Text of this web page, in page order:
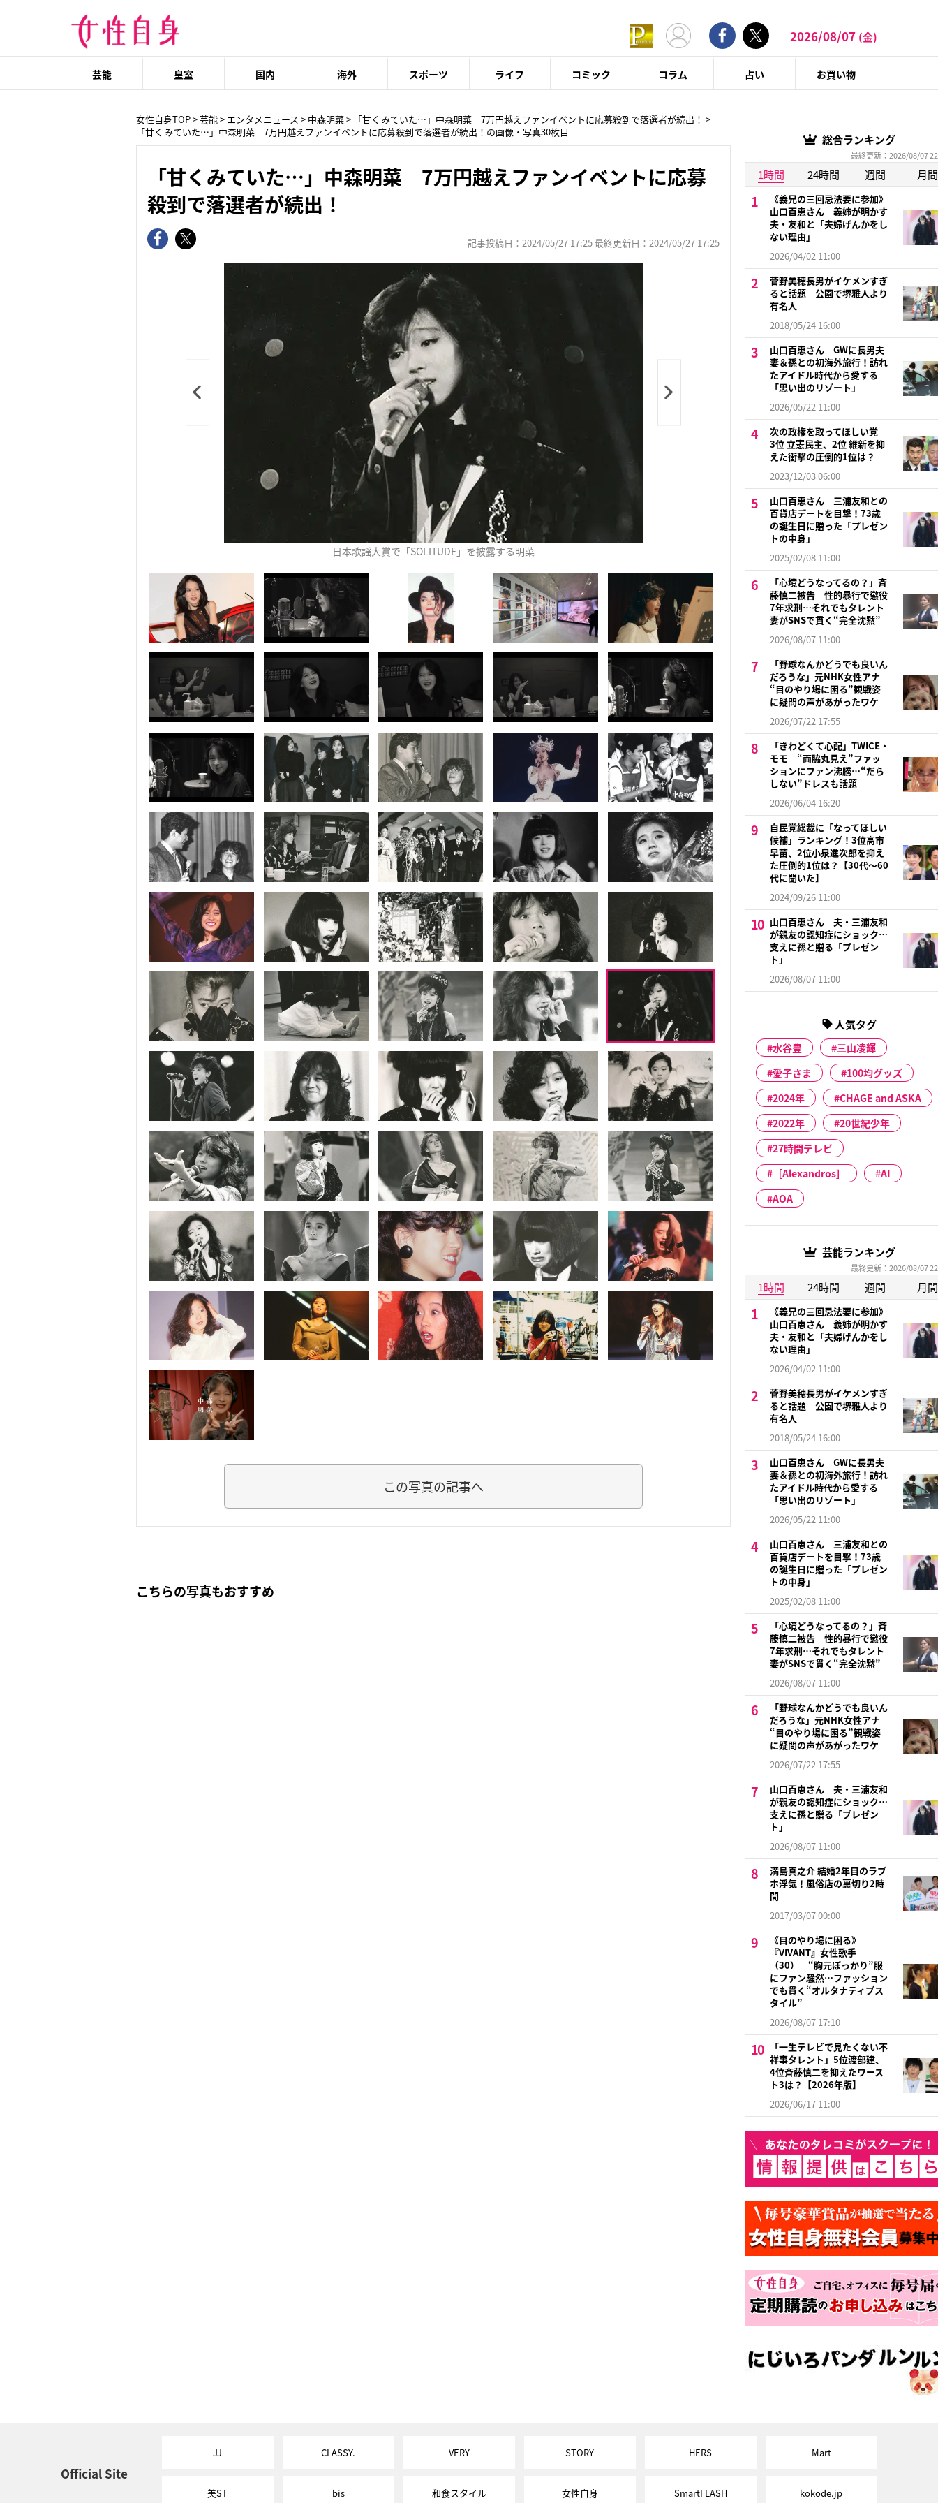
2026/08/07 (金)
芸能 皇室 国内 海外 スポーツ ライフ コミック コラム 占い お買い物
女性自身TOP>芸能> エンタメニュース > 中森明菜> 「甘くみていた…」中森明菜 7万円越えファンイベントに応募殺到で落選者が続出！ >
「甘くみていた…」中森明菜 7万円越えファンイベントに応募殺到で落選者が続出！の画像・写真30枚目
「甘くみていた…」中森明菜 7万円越えファンイベントに応募
殺到で落選者が続出！
記事投稿日：2024/05/27 17:25 最終更新日：2024/05/27 17:25
日本歌謡大賞で「SOLITUDE」を披露する明菜
この写真の記事へ
こちらの写真もおすすめ
総合ランキング
最終更新：2026/08/07
1時間 24時間 週間 月間
《義兄の三回忌法要に参加》
山口百恵さん 義姉が明かす
夫・友和と「夫婦げんかをし
ない理由」
2026/04/02 11:00
菅野美穂長男がイケメンすぎ
ると話題 公園で堺雅人より
有名人
2018/05/24 16:00
山口百恵さん GWに長男夫
妻＆孫との初海外旅行！訪れ
たアイドル時代から愛する
「思い出のリゾート」
2026/05/22 11:00
次の政権を取ってほしい党
3位 立憲民主、2位 維新を抑
えた衝撃の圧倒的1位は？
2023/12/03 06:00
山口百恵さん 三浦友和との
百貨店デートを目撃！73歳
の誕生日に贈った「プレゼン
トの中身」
2025/02/08 11:00
「心境どうなってるの？」斉
藤慎二被告 性的暴行で懲役
7年求刑…それでもタレント
妻がSNSで貫く“完全沈黙”
2026/08/07 11:00
「野球なんかどうでも良いん
だろうな」元NHK女性アナ
“目のやり場に困る”観戦姿
に疑問の声があがったワケ
2026/07/22 17:55
「きわどくて心配」TWICE・
モモ “両脇丸見え”ファッ
ションにファン沸騰…“だら
しない”ドレスも話題
2026/06/04 16:20
自民党総裁に「なってほしい
候補」ランキング！3位高市
早苗、2位小泉進次郎を抑え
た圧倒的1位は？【30代〜60
代に聞いた】
2024/09/26 11:00
山口百恵さん 夫・三浦友和
が親友の認知症にショック…
支えに孫と贈る「プレゼン
ト」
2026/08/07 11:00
人気タグ
水谷豊
三山凌輝
愛子さま
100均グッズ
2024年
CHAGE and ASKA
2022年
20世紀少年
27時間テレビ
［Alexandros］
AI
AOA
芸能ランキング
最終更新：2026/08/07
1時間 24時間 週間 月間
《義兄の三回忌法要に参加》
山口百恵さん 義姉が明かす
夫・友和と「夫婦げんかをし
ない理由」
2026/04/02 11:00
菅野美穂長男がイケメンすぎ
ると話題 公園で堺雅人より
有名人
2018/05/24 16:00
山口百恵さん GWに長男夫
妻＆孫との初海外旅行！訪れ
たアイドル時代から愛する
「思い出のリゾート」
2026/05/22 11:00
山口百恵さん 三浦友和との
百貨店デートを目撃！73歳
の誕生日に贈った「プレゼン
トの中身」
2025/02/08 11:00
「心境どうなってるの？」斉
藤慎二被告 性的暴行で懲役
7年求刑…それでもタレント
妻がSNSで貫く“完全沈黙”
2026/08/07 11:00
「野球なんかどうでも良いん
だろうな」元NHK女性アナ
“目のやり場に困る”観戦姿
に疑問の声があがったワケ
2026/07/22 17:55
山口百恵さん 夫・三浦友和
が親友の認知症にショック…
支えに孫と贈る「プレゼン
ト」
2026/08/07 11:00
満島真之介 結婚2年目のラブ
ホ浮気！風俗店の裏切り2時
間
2017/03/07 00:00
《目のやり場に困る》
『VIVANT』女性歌手
（30） “胸元ぽっかり”服
にファン騒然…ファッション
でも貫く“オルタナティブス
タイル”
2026/08/07 17:10
「一生テレビで見たくない不
祥事タレント」5位渡部建、
4位斉藤慎二を抑えたワース
ト3は？【2026年版】
2026/06/17 11:00
Official Site
JJ CLASSY. VERY STORY HERS Mart
美ST bis 和食スタイル 女性自身 SmartFLASH kokode.jp